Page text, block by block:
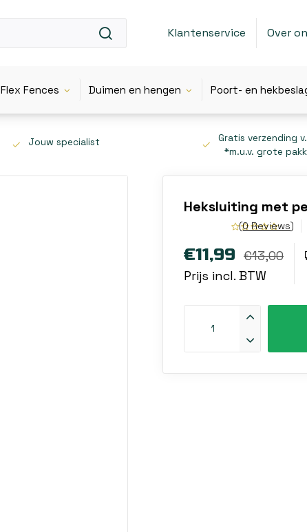
Klantenservice Over
Flex Fences Duimen en hengen Poort- en
Jouw specialist
Gratis verzending
*m.u.v. grote
Heksluiting met
(0 Reviews)
€11,99 €13,00
Prijs incl. BTW